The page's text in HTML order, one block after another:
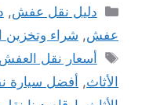
التصنيفات
دليل نقل عفش,
عفش, شراء وتخزين
الوسوم
أسعار نقل
الأثاث, أفضل